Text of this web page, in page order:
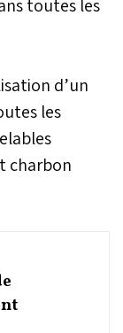
toutes les
d’un
les
charbon